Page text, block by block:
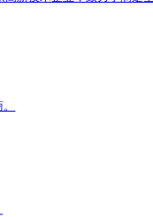
康产业领导者。
字化管理
能力、专业服务能